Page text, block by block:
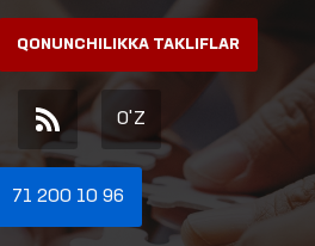
QONUNCHILIKKA TAKLIFLAR
O'Z
71 200 10 96